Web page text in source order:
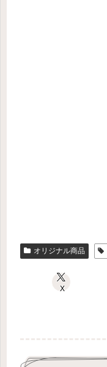
オリジナル商品
X